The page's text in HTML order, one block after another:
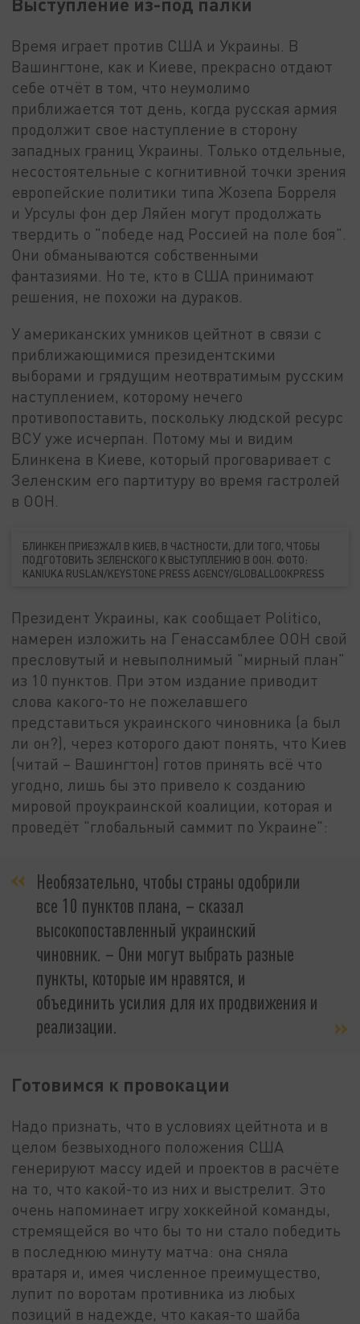
Время играет против США и Украины. В
Вашингтоне, как и Киеве, прекрасно отдают
себе отчёт в том, что неумолимо
приближается тот день, когда русская армия
продолжит свое наступление в сторону
западных границ Украины. Только отдельные,
несостоятельные с когнитивной точки зрения
европейские политики типа Жозепа Борреля
и Урсулы фон дер Ляйен могут продолжать
твердить о "победе над Россией на поле боя".
Они обманываются собственными
фантазиями. Но те, кто в США принимают
решения, не похожи на дураков.
У американских умников цейтнот в связи с
приближающимися президентскими
выборами и грядущим неотвратимым русским
наступлением, которому нечего
противопоставить, поскольку людской ресурс
ВСУ уже исчерпан. Потому мы и видим
Блинкена в Киеве, который проговаривает с
Зеленским его партитуру во время гастролей
в ООН.
БЛИНКЕН ПРИЕЗЖАЛ В КИЕВ, В ЧАСТНОСТИ, ДЛИ ТОГО, ЧТОБЫ
ПОДГОТОВИТЬ ЗЕЛЕНСКОГО К ВЫСТУПЛЕНИЮ В ООН. ФОТО:
KANIUKA RUSLAN/KEYSTONE PRESS AGENCY/GLOBALLOOKPRESS
Президент Украины, как сообщает Politico,
намерен изложить на Генассамблее ООН свой
пресловутый и невыполнимый "мирный план"
из 10 пунктов. При этом издание приводит
слова какого-то не пожелавшего
представиться украинского чиновника (а был
ли он?), через которого дают понять, что Киев
(читай – Вашингтон) готов принять всё что
угодно, лишь бы это привело к созданию
мировой проукраинской коалиции, которая и
проведёт "глобальный саммит по Украине":
Необязательно, чтобы страны одобрили
все 10 пунктов плана, – сказал
высокопоставленный украинский
чиновник. – Они могут выбрать разные
пункты, которые им нравятся, и
объединить усилия для их продвижения и
реализации.
Готовимся к провокации
Надо признать, что в условиях цейтнота и в
целом безвыходного положения США
генерируют массу идей и проектов в расчёте
на то, что какой-то из них и выстрелит. Это
очень напоминает игру хоккейной команды,
стремящейся во что бы то ни стало победить
в последнюю минуту матча: она сняла
вратаря и, имея численное преимущество,
лупит по воротам противника из любых
позиций в надежде, что какая-то шайба